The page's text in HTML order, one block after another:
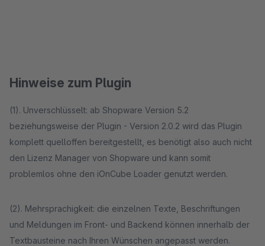
Hinweise zum Plugin
(1). Unverschlüsselt: ab Shopware Version 5.2
beziehungsweise der Plugin - Version 2.0.2 wird das Plugin
komplett quelloffen bereitgestellt, es benötigt also auch nicht
den Lizenz Manager von Shopware und kann somit
problemlos ohne den iOnCube Loader genutzt werden.
(2). Mehrsprachigkeit: die einzelnen Texte, Beschriftungen
und Meldungen im Front- und Backend können innerhalb der
Textbausteine nach Ihren Wünschen angepasst werden.